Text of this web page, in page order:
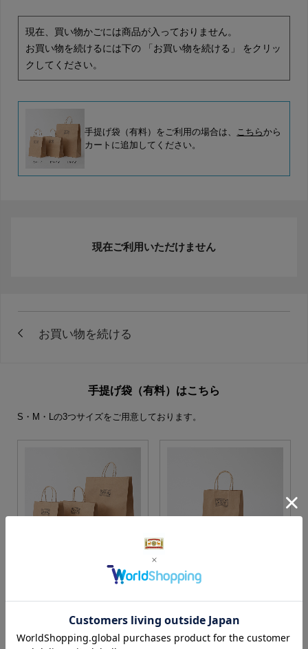
現在、買い物かごには商品が入っておりません。
お買い物を続けるには下の 「お買い物を続ける」 をクリッ
クしてください。
手提げ袋（有料）をご利用の場合は、 こちらから
カートに追加してください。
現在ご利用いただけません
手提げ袋（有料）はこちら
S・M・Lの3つサイズをご用意しております。
S・M・Lサイズより当店に
カートに入れる
Sサイズ
カートに入れる